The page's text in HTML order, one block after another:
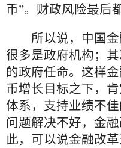
币”。财政风险最后
所以说，中国金
很多是政府机构；
的政府任命。这样
币增长目标之下，
体系，支持业绩不
问题解决不好，金
此，可以说金融改